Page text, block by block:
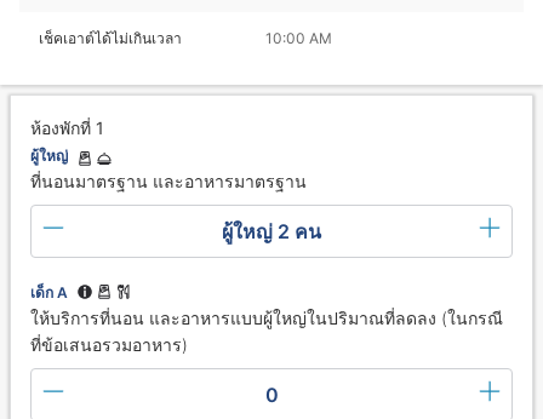
เช็คเอาต์ได้ไม่เกินเวลา 10:00 AM
ห้องพักที่ 1
ผู้ใหญ่
ที่นอนมาตรฐาน และอาหารมาตรฐาน
ผู้ใหญ่ 2 คน
เด็ก A
ให้บริการที่นอน และอาหารแบบผู้ใหญ่ในปริมาณที่ลดลง (ในกรณี
ที่ข้อเสนอรวมอาหาร)
0